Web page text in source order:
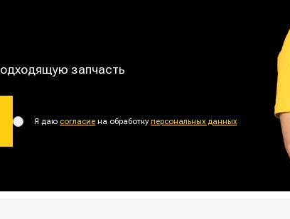
запчасть
Я даю согласие на обработкуперсональных данных